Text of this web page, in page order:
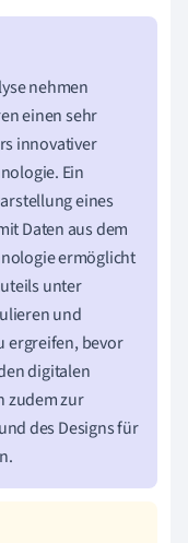
nehmen
einen sehr
innovativer
Ein
eines
Daten aus dem
ermöglicht
unter
und
ergreifen, bevor
digitalen
zudem zur
des Designs für